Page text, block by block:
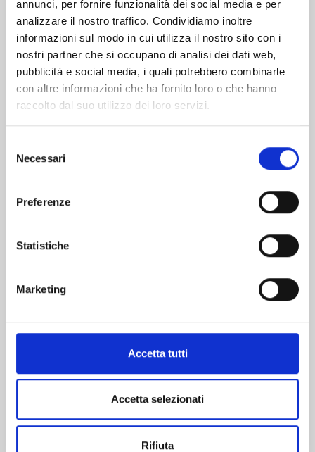
annunci, per fornire funzionalità dei social media e per
analizzare il nostro traffico. Condividiamo inoltre
informazioni sul modo in cui utilizza il nostro sito con i
nostri partner che si occupano di analisi dei dati web,
pubblicità e social media, i quali potrebbero combinarle
con altre informazioni che ha fornito loro o che hanno
raccolto dal suo utilizzo dei loro servizi.
delNecessari
Preferenze
Statistiche
Marketing
Accetta tutti
Accetta selezionati
Rifiuta
€ 5,90